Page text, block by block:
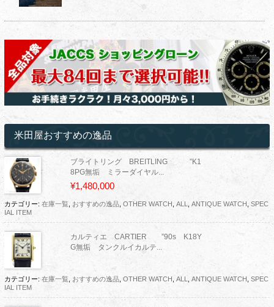
米田屋おすすめの逸品
ブライトリング BREITLING ”K1
8PG無垢 ミラーダイヤル...
¥1,480,000
カテゴリー: 在庫一覧, おすすめの逸品, OTHER WATCH ALL ANTIQUE WATCH
SPEC
IAL ITEM
カルティエ CARTIER ”90s K18Y
G無垢 タンクルイカルテ...
カテゴリー: 在庫一覧, おすすめの逸品, OTHER WATCH ALL ANTIQUE WATCH
SPEC
IAL ITEM